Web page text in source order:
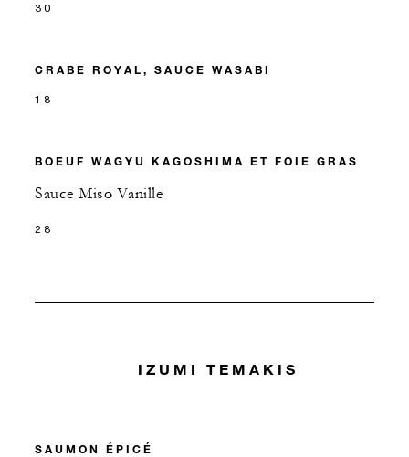
30
CRABE ROYAL, SAUCE WASABI
18
BOEUF WAGYU KAGOSHIMA ET FOIE GRAS
Sauce Miso Vanille
28
IZUMI TEMAKIS
SAUMON ÉPICÉ